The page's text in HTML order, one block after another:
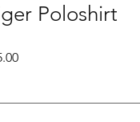
Poloshirt
Sale-